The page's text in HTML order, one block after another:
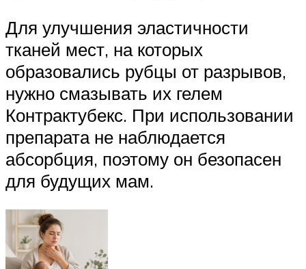
Для улучшения эластичности
тканей мест, на которых
образовались рубцы от разрывов,
нужно смазывать их гелем
Контрактубекс. При использовании
препарата не наблюдается
абсорбция, поэтому он безопасен
для будущих мам.